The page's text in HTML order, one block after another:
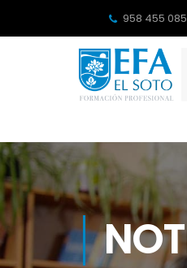
958 455 085